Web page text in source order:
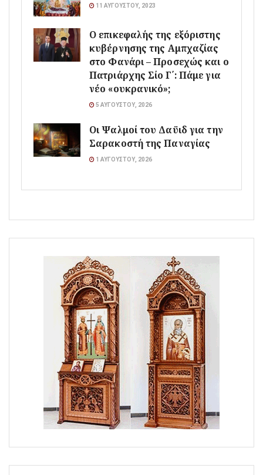
11 ΑΥΓΟΎΣΤΟΥ, 2023
Ο επικεφαλής της εξόριστης
κυβέρνησης της Αμπχαζίας
στο Φανάρι – Προσεχώς και ο
Πατριάρχης Σίο Γ΄: Πάμε για
νέο «ουκρανικό»;
5 ΑΥΓΟΎΣΤΟΥ, 2026
Οι Ψαλμοί του Δαϋιδ για την
Σαρακοστή της Παναγίας
1 ΑΥΓΟΎΣΤΟΥ, 2026